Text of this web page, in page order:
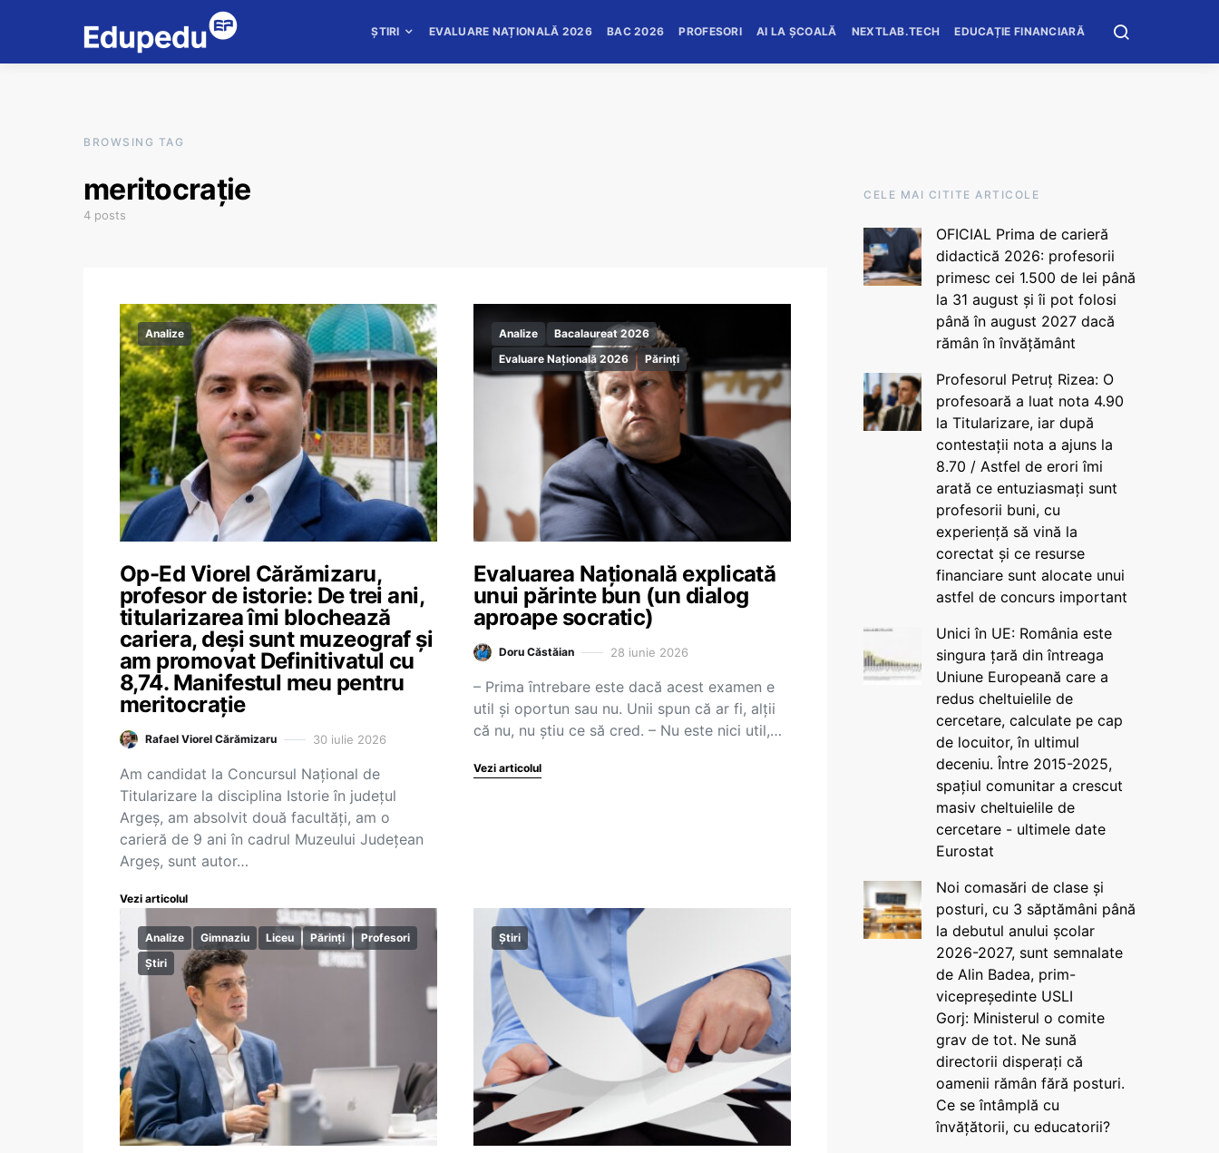
ȘTIRI EVALUARE NAȚIONALĂ 2026 BAC 2026 PROFESORI AI LA ȘCOALĂ NEXTLAB.TECH EDUCAȚIE FINANCIARĂ
BROWSING TAG
meritocrație
4 posts
Analize
Op-Ed Viorel Cărămizaru,
profesor de istorie: De trei ani,
titularizarea îmi blochează
cariera, deși sunt muzeograf și
am promovat Definitivatul cu
8,74. Manifestul meu pentru
meritocrație
Rafael Viorel Cărămizaru 30 iulie 2026
Am candidat la Concursul Național de
Titularizare la disciplina Istorie în județul
Argeș, am absolvit două facultăți, am o
carieră de 9 ani în cadrul Muzeului Județean
Argeș, sunt autor…
Vezi articolul
Analize
Bacalaureat 2026
Evaluare Națională 2026
Părinți
Evaluarea Naţională explicată
unui părinte bun (un dialog
aproape socratic)
Doru Căstăian 28 iunie 2026
– Prima ȋntrebare este dacă acest examen e
util şi oportun sau nu. Unii spun că ar fi, alţii
că nu, nu ştiu ce să cred. – Nu este nici util,…
Vezi articolul
Analize Gimnaziu Liceu Părinți
Profesori
Știri
Știri
CELE MAI CITITE ARTICOLE
OFICIAL Prima de carieră
didactică 2026: profesorii
primesc cei 1.500 de lei până
la 31 august și îi pot folosi
până în august 2027 dacă
rămân în învățământ
Profesorul Petruț Rizea: O
profesoară a luat nota 4.90
la Titularizare, iar după
contestații nota a ajuns la
8.70 / Astfel de erori îmi
arată ce entuziasmați sunt
profesorii buni, cu
experiență să vină la
corectat și ce resurse
financiare sunt alocate unui
astfel de concurs important
Unici în UE: România este
singura țară din întreaga
Uniune Europeană care a
redus cheltuielile de
cercetare, calculate pe cap
de locuitor, în ultimul
deceniu. Între 2015-2025,
spațiul comunitar a crescut
masiv cheltuielile de
cercetare - ultimele date
Eurostat
Noi comasări de clase și
posturi, cu 3 săptămâni până
la debutul anului școlar
2026-2027, sunt semnalate
de Alin Badea, prim-
vicepreședinte USLI
Gorj: Ministerul o comite
grav de tot. Ne sună
directorii disperați că
oamenii rămân fără posturi.
Ce se întâmplă cu
învățătorii, cu educatorii?